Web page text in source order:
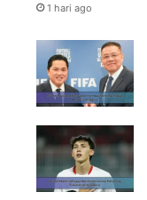
1 hari ago